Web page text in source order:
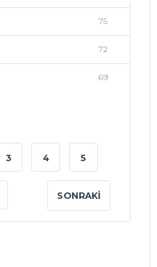
75
72
69
3 4 5
SONRAKI